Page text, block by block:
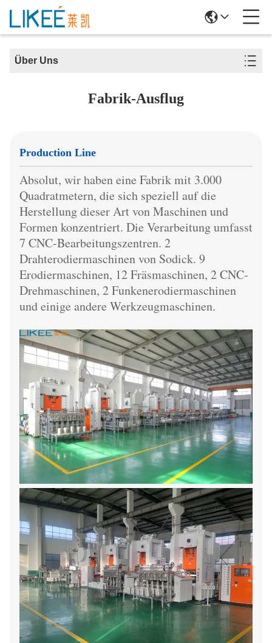
Über Uns
Fabrik-Ausflug
Production Line
Absolut, wir haben eine Fabrik mit 3.000
Quadratmetern, die sich speziell auf die
Herstellung dieser Art von Maschinen und
Formen konzentriert. Die Verarbeitung umfasst
7 CNC-Bearbeitungszentren. 2
Drahterodiermaschinen von Sodick. 9
Erodiermaschinen, 12 Fräsmaschinen, 2 CNC-
Drehmaschinen, 2 Funkenerodiermaschinen
und einige andere Werkzeugmaschinen.